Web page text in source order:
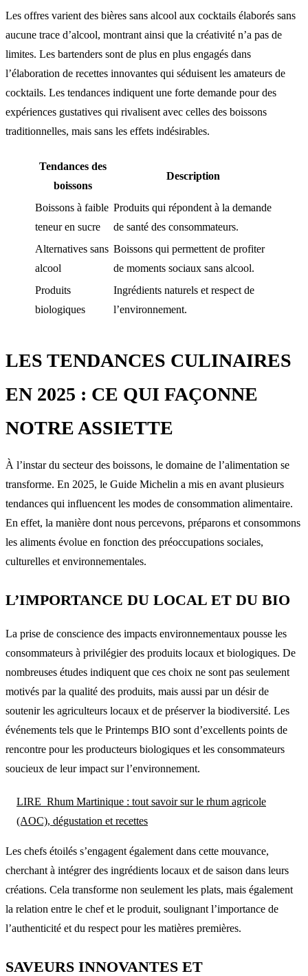
Les offres varient des bières sans alcool aux cocktails élaborés sans
aucune trace d’alcool, montrant ainsi que la créativité n’a pas de
limites. Les bartenders sont de plus en plus engagés dans
l’élaboration de recettes innovantes qui séduisent les amateurs de
cocktails. Les tendances indiquent une forte demande pour des
expériences gustatives qui rivalisent avec celles des boissons
traditionnelles, mais sans les effets indésirables.
Tendances des
boissons
Description
Boissons à faible
teneur en sucre
Produits qui répondent à la demande
de santé des consommateurs.
Alternatives sans
alcool
Boissons qui permettent de profiter
de moments sociaux sans alcool.
Produits
biologiques
Ingrédients naturels et respect de
l’environnement.
LES TENDANCES CULINAIRES
EN 2025 : CE QUI FAÇONNE
NOTRE ASSIETTE
À l’instar du secteur des boissons, le domaine de l’alimentation se
transforme. En 2025, le Guide Michelin a mis en avant plusieurs
tendances qui influencent les modes de consommation alimentaire.
En effet, la manière dont nous percevons, préparons et consommons
les aliments évolue en fonction des préoccupations sociales,
culturelles et environnementales.
L’IMPORTANCE DU LOCAL ET DU BIO
La prise de conscience des impacts environnementaux pousse les
consommateurs à privilégier des produits locaux et biologiques. De
nombreuses études indiquent que ces choix ne sont pas seulement
motivés par la qualité des produits, mais aussi par un désir de
soutenir les agriculteurs locaux et de préserver la biodiversité. Les
événements tels que le Printemps BIO sont d’excellents points de
rencontre pour les producteurs biologiques et les consommateurs
soucieux de leur impact sur l’environnement.
LIRE Rhum Martinique : tout savoir sur le rhum agricole
(AOC), dégustation et recettes
Les chefs étoilés s’engagent également dans cette mouvance,
cherchant à intégrer des ingrédients locaux et de saison dans leurs
créations. Cela transforme non seulement les plats, mais également
la relation entre le chef et le produit, soulignant l’importance de
l’authenticité et du respect pour les matières premières.
SAVEURS INNOVANTES ET